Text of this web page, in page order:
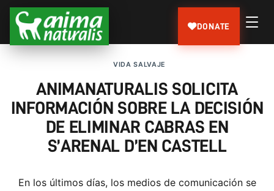
DONATE
VIDA SALVAJE
ANIMANATURALIS SOLICITA
INFORMACIÓN SOBRE LA DECISIÓN
DE ELIMINAR CABRAS EN
S’ARENAL D’EN CASTELL
En los últimos días, los medios de comunicación se